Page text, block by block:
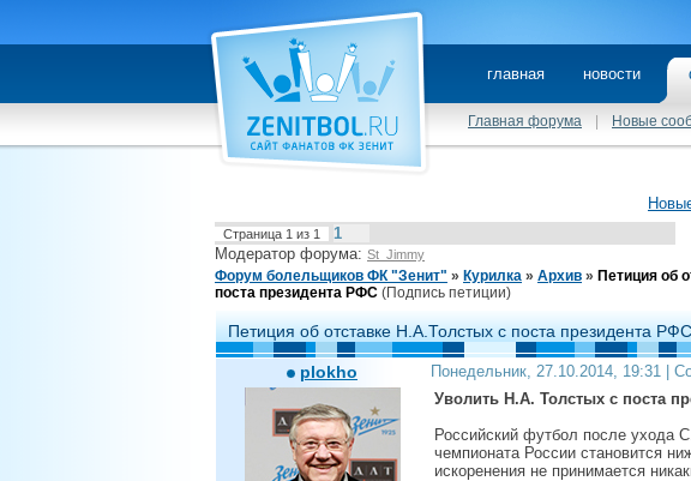
главная новости
Главная форума Новые
Страница 1 из 1 1
Модератор форума: St_Jimmy
Форум болельщиков ФК "Зенит" » Курилка » Архив » Петиция об
поста президента РФС (Подпись петиции)
Петиция об отставке Н.А.Толстых с поста президента РФС
plokho Понедельник, 27.10.2014, 19:31 |
Уволить Н.А. Толстых с поста
Российский футбол после ухода
чемпионата России становится
искоренения не принимается